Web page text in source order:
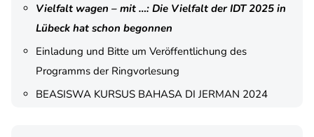
Vielfalt wagen – mit …: Die Vielfalt der IDT 2025 in
Lübeck hat schon begonnen
Einladung und Bitte um Veröffentlichung des
Programms der Ringvorlesung
BEASISWA KURSUS BAHASA DI JERMAN 2024